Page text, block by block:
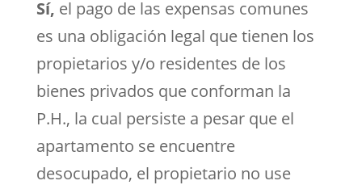
Sí, el pago de las expensas comunes
es una obligación legal que tienen los
propietarios y/o residentes de los
bienes privados que conforman la
P.H., la cual persiste a pesar que el
apartamento se encuentre
desocupado, el propietario no use